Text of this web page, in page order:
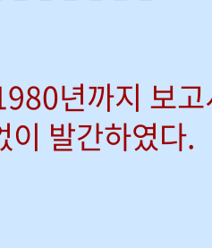
년까지 보
이 발간하였다.